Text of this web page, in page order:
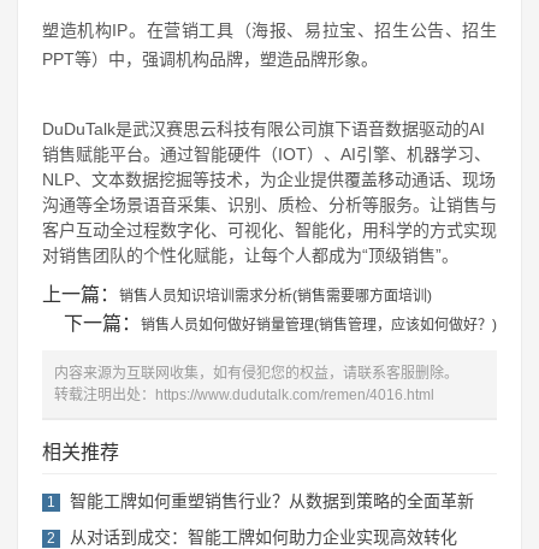
塑造机构IP。在营销工具（海报、易拉宝、招生公告、招生
PPT等）中，强调机构品牌，塑造品牌形象。
DuDuTalk是武汉赛思云科技有限公司旗下语音数据驱动的AI
销售赋能平台。通过智能硬件（IOT）、AI引擎、机器学习、
NLP、文本数据挖掘等技术，为企业提供覆盖移动通话、现场
沟通等全场景语音采集、识别、质检、分析等服务。让销售与
客户互动全过程数字化、可视化、智能化，用科学的方式实现
对销售团队的个性化赋能，让每个人都成为“顶级销售”。
上一篇： 销售人员知识培训需求分析(销售需要哪方面培训)
下一篇： 销售人员如何做好销量管理(销售管理，应该如何做好？)
内容来源为互联网收集，如有侵犯您的权益，请联系客服删除。
转载注明出处：
https://www.dudutalk.com/remen/4016.html
相关推荐
1 智能工牌如何重塑销售行业？从数据到策略的全面革新
2 从对话到成交：智能工牌如何助力企业实现高效转化